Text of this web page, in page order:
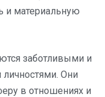
и материальную
заботливыми и
Они
в отношениях и